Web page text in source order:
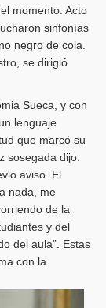
momento. Acto
sinfonías
negro de cola.
se dirigió
Sueca, y con
lenguaje
que marcó su
sosegada dijo:
aviso. El
nada, me
de la
y del
del aula”. Estas
con la